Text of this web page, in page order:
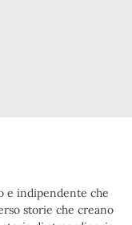
e indipendente che
storie che creano